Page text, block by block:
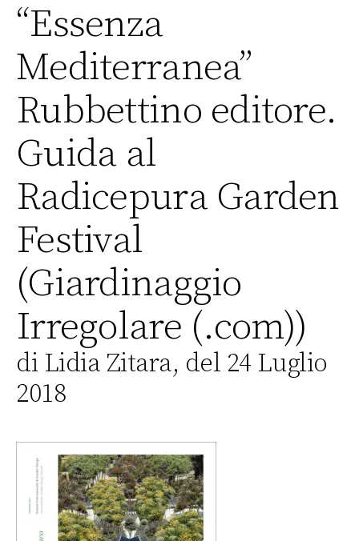
“Essenza
Mediterranea”
Rubbettino editore.
Guida al
Radicepura Garden
Festival
(Giardinaggio
Irregolare (.com))
di Lidia Zitara, del 24 Luglio
2018